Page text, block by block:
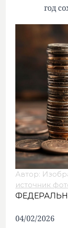
год
Автор:
источник
04/02/2026